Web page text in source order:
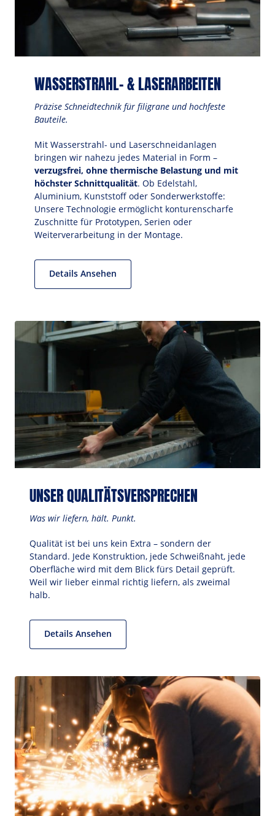
WASSERSTRAHL- & LASERARBEITEN
Präzise Schneidtechnik für filigrane und hochfeste
Bauteile.
Mit Wasserstrahl- und Laserschneidanlagen
verzugsfrei, ohne thermische Belastung und mit
höchster Schnittqualität. Ob Edelstahl,
Aluminium, Kunststoff oder Sonderwerkstoffe:
Unsere Technologie ermöglicht konturenscharfe
Zuschnitte für Prototypen, Serien oder
Weiterverarbeitung in der Montage.
Details Ansehen
UNSER QUALITÄTSVERSPRECHEN
Was wir liefern, hält. Punkt.
Qualität ist bei uns kein Extra – sondern der
Standard. Jede Konstruktion, jede Schweißnaht, jede
Oberfläche wird mit dem Blick fürs Detail geprüft.
Weil wir lieber einmal richtig liefern, als zweimal
halb.
Details Ansehen